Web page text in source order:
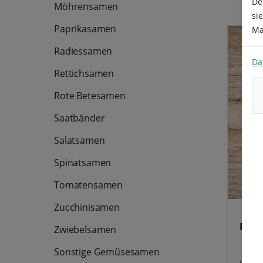
Möhrensamen
Paprikasamen
Radiessamen
Rettichsamen
Rote Betesamen
Saatbänder
Salatsamen
Spinatsamen
Tomatensamen
Zucchinisamen
Zwiebelsamen
Sonstige Gemüsesamen